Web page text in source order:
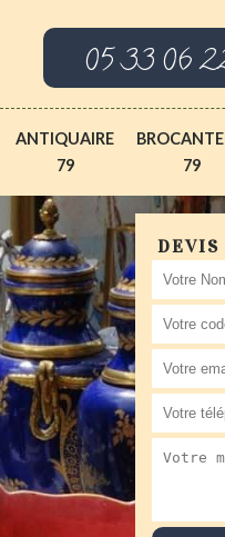
05 33 06
ANTIQUAIRE
79
79
DEVIS